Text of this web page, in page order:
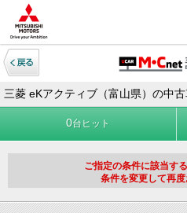
三菱 eKアクティブ（富山県）の中
0台ヒット
ご指定の条件に該当す
条件を変更して再度